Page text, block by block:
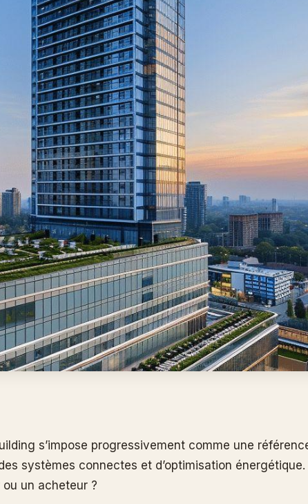
s’impose progressivement comme une
systèmes connectes et d’optimisation
un acheteur ?